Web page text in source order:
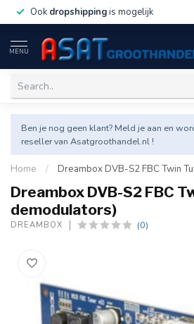
Ook dropshippingis mogelijk
MENU
Ben je nog geen klant? Meld je aan en
reseller van Asatgroothandel.nl !
Home / Dreambox DVB-S2 FBC Twin
Dreambox DVB-S2 FBC
demodulators)
DREAMBOX (0)